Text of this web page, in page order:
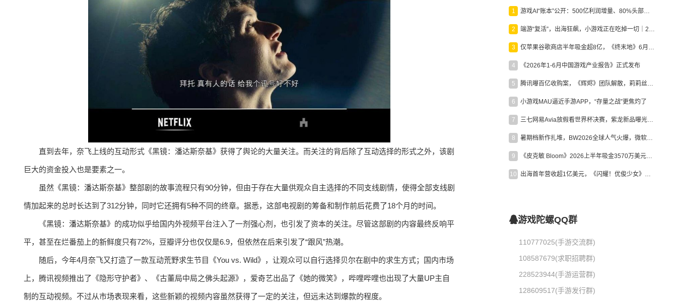
直到去年，奈飞上线的互动形式《黑镜：潘达斯奈基》获得了舆论的大量关注。而关注的背后除了互动选择的形式之外，该剧
巨大的资金投入也是要素之一。
虽然《黑镜：潘达斯奈基》整部剧的故事流程只有90分钟，但由于存在大量供观众自主选择的不同支线剧情，使得全部支线剧
情加起来的总时长达到了312分钟，同时它还拥有5种不同的终章。据悉，这部电视剧的筹备和制作前后花费了18个月的时间。
《黑镜：潘达斯奈基》的成功似乎给国内外视频平台注入了一剂强心剂，也引发了资本的关注。尽管这部剧的内容最终反响平
平，甚至在烂番茄上的新鲜度只有72%，豆瓣评分也仅仅是6.9，但依然在后来引发了“跟风”热潮。
随后，今年4月奈飞又打造了一款互动荒野求生节目《You vs. Wild》，让观众可以自行选择贝尔在剧中的求生方式；国内市场
上，腾讯视频推出了《隐形守护者》、《古董局中局之佛头起源》，爱奇艺出品了《她的微笑》，哔哩哔哩也出现了大量UP主自
制的互动视频。不过从市场表现来看，这些新颖的视频内容虽然获得了一定的关注，但远未达到爆款的程度。
1 游戏AI“账本”公开：500亿利润增量、80%头部入局，谁在闷声发财？
2 端游“复活”，出海狂飙，小游戏正在吃掉一切｜2026上半年产业报告
3 仅苹果谷歌商店半年吸金超8亿，《终末地》6月份收入显著回暖
4 《2026年1-6月中国游戏产业报告》正式发布
5 腾讯曝百亿收购案，《辉烬》团队解散，莉莉丝新作曝光｜陀螺周报
6 小游戏MAU逼近手游APP，“存量之战”更焦灼了
7 三七网易Avia放假看世界杯决赛，紫龙新品曝光，米哈游新作上线 | 陀螺周报
8 暑期档新作扎堆，BW2026全球人气火爆，微软XBOX大裁员|陀螺周报
9 《皮克敏 Bloom》2026上半年吸金3570万美元，中国台湾成最大市场
10 出海首年营收超1亿美元，《闪耀！优俊少女》美国市场占比达七成
游戏陀螺QQ群
110777025(手游交流群)
108587679(求职招聘群)
228523944(手游运营群)
128609517(手游发行群)